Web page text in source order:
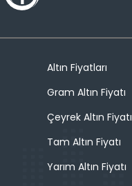
Altın Fiyatları
Gram Altın Fiyatı
Çeyrek Altın Fiyatı
Tam Altın Fiyatı
Yarım Altın Fiyatı